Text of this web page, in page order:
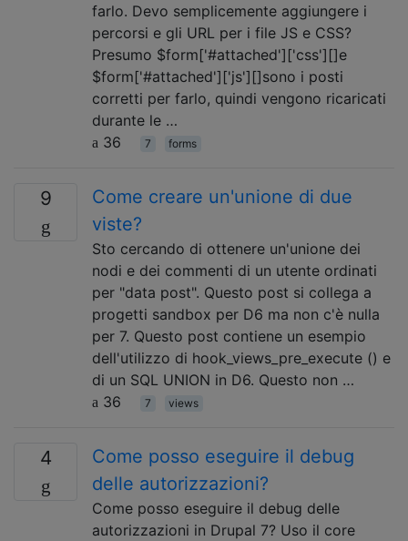
farlo. Devo semplicemente aggiungere i
percorsi e gli URL per i file JS e CSS?
Presumo $form['#attached']['css'][]e
$form['#attached']['js'][]sono i posti
corretti per farlo, quindi vengono ricaricati
durante le …
36
7 forms
9
Come creare un'unione di due
viste?
Sto cercando di ottenere un'unione dei
nodi e dei commenti di un utente ordinati
per "data post". Questo post si collega a
progetti sandbox per D6 ma non c'è nulla
per 7. Questo post contiene un esempio
dell'utilizzo di hook_views_pre_execute () e
di un SQL UNION in D6. Questo non …
36
7 views
4
Come posso eseguire il debug
delle autorizzazioni?
Come posso eseguire il debug delle
autorizzazioni in Drupal 7? Uso il core